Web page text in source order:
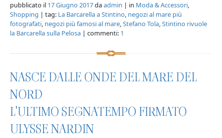
pubblicato il 17 Giugno 2017daadmin | in Moda & Accessori,
Shopping | tag: La Barcarella a Stintino, negozi al mare più
fotografati, negozi più famosi al mare,Stefano Tola,Stintino rivuole
la Barcarella sulla Pelosa | commenti: 1
NASCE DALLE ONDE DEL MARE DEL
NORD
L'ULTIMO SEGNATEMPO FIRMATO
ULYSSE NARDIN